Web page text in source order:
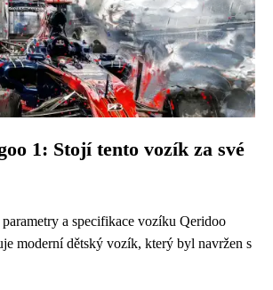
1: Stojí tento vozík za své
a specifikace vozíku Qeridoo
moderní dětský vozík, který byl navržen s